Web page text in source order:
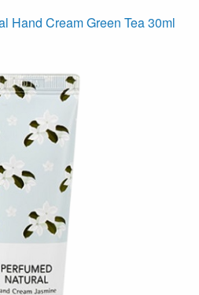
Hand Cream Green Tea 30ml